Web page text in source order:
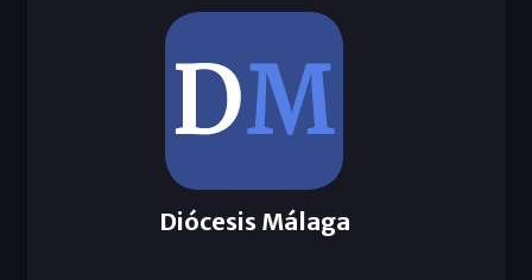
Diócesis Málaga